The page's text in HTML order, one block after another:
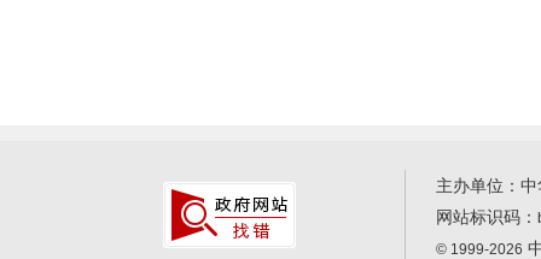
主办单位：
网站标识码：
© 1999-2026